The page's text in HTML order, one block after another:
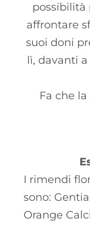
possibilità
affrontare
suoi doni
lì, davanti
Fa che
I rimendi
sono:
Orange